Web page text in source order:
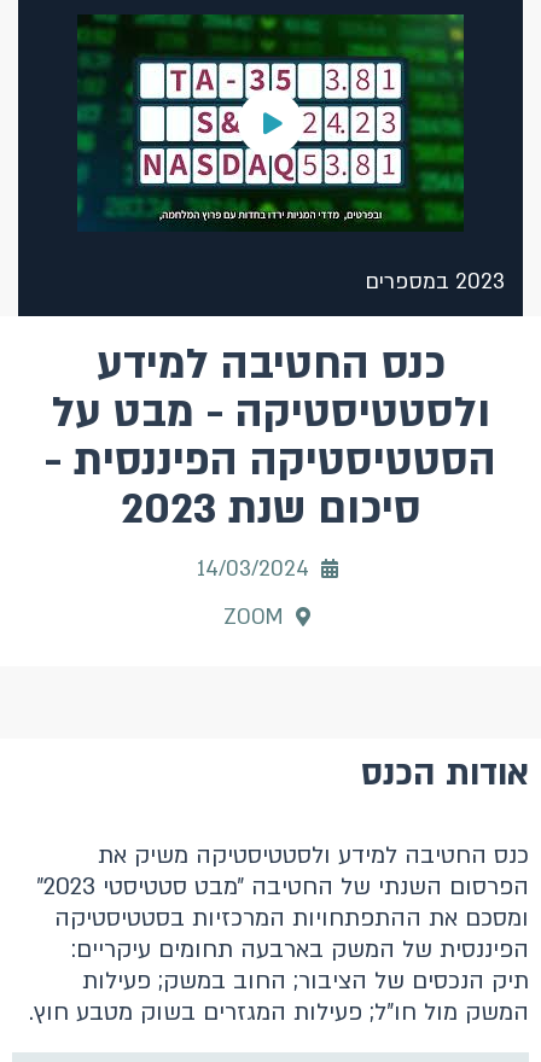
2023 במספרים
כנס החטיבה למידע
ולסטטיסטיקה - מבט על
הסטטיסטיקה הפיננסית -
סיכום שנת 2023
14/03/2024
ZOOM
אודות הכנס
כנס החטיבה למידע ולסטטיסטיקה משיק את
הפרסום השנתי של החטיבה ״מבט סטטיסטי 2023״
ומסכם את ההתפתחויות המרכזיות בסטטיסטיקה
הפיננסית של המשק בארבעה תחומים עיקריים:
תיק הנכסים של הציבור; החוב במשק; פעילות
המשק מול חו״ל; פעילות המגזרים בשוק מטבע חוץ.